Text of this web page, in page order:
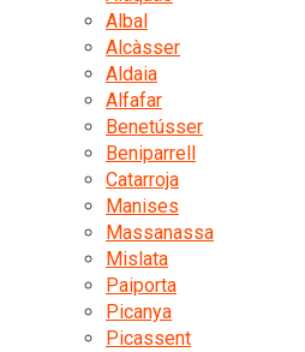
Albal
Alcàsser
Aldaia
Alfafar
Benetússer
Beniparrell
Catarroja
Manises
Massanassa
Mislata
Paiporta
Picanya
Picassent